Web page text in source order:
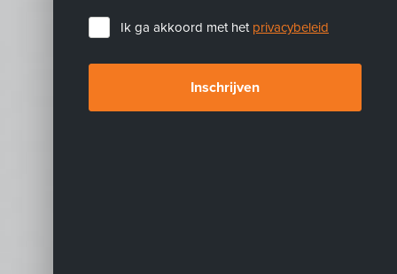
Ik ga akkoord met het privacybeleid
Inschrijven